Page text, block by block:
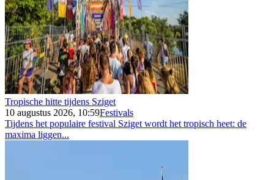
Tropische hitte tijdens Sziget
10 augustus 2026, 10:59Festivals
Tijdens het populaire festival Sziget wordt het tropisch heet: de
maxima liggen...